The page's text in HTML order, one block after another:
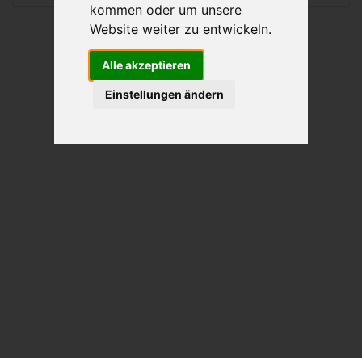
kommen oder um unsere
Website weiter zu entwickeln.
Alle akzeptieren
Einstellungen ändern